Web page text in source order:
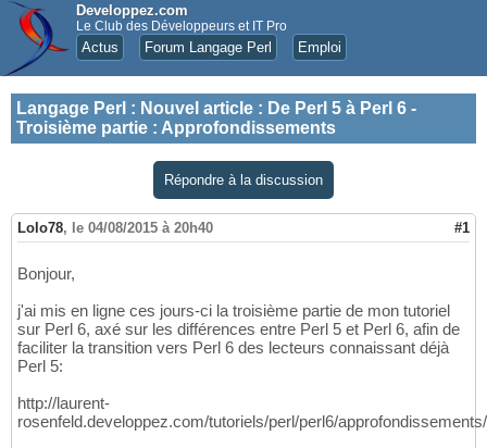
Developpez.com
Le Club des Développeurs et IT Pro
Actus Forum Langage Perl Emploi
Langage Perl : Nouvel article : De Perl 5 à Perl 6 -
Troisième partie : Approfondissements
Répondre à la discussion
Lolo78, le 04/08/2015 à 20h40 #1
Bonjour,
j'ai mis en ligne ces jours-ci la troisième partie de mon tutoriel
sur Perl 6, axé sur les différences entre Perl 5 et Perl 6, afin de
faciliter la transition vers Perl 6 des lecteurs connaissant déjà
Perl 5:
http://laurent-
rosenfeld.developpez.com/tutoriels/perl/perl6/approfondissements/